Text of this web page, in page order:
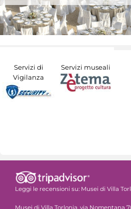
Servizi di
Vigilanza
Servizi museali
Leggi le recensioni su: Musei di Villa
Musei di Villa Torlonia, via Nomentana